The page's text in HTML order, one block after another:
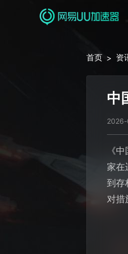
首页 > 资
中
《
家在
到存
对措